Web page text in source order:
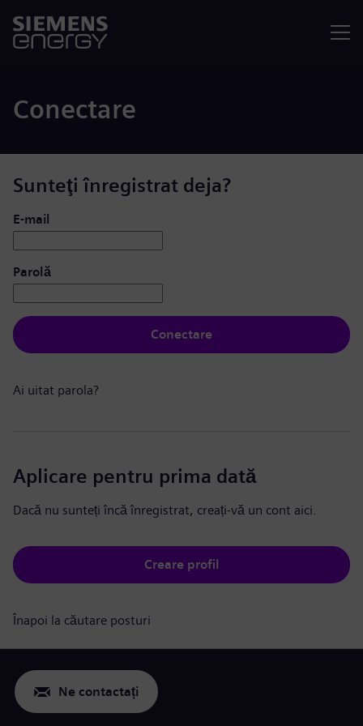
Conectare
Sunteţi înregistrat deja?
Conectare: utilizator și parolă
E-mail
Parolă
Conectare
Ai uitat parola?
Aplicare pentru prima dată
Dacă nu sunteți încă înregistrat, creați-vă un cont aici.
Creare profil
Înapoi la căutare posturi
Ne contactați